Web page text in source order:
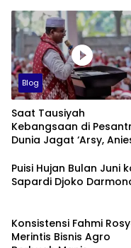
Blog
Saat Tausiyah
Kebangsaan di
Dunia Jagat ‘Arsy,
Dukungan dari Abah
Puisi Hujan Bulan Juni
Sapardi Djoko
Konsistensi Fahmi
Merintis Bisnis Agro